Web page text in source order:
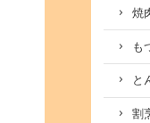
焼
も
と
割